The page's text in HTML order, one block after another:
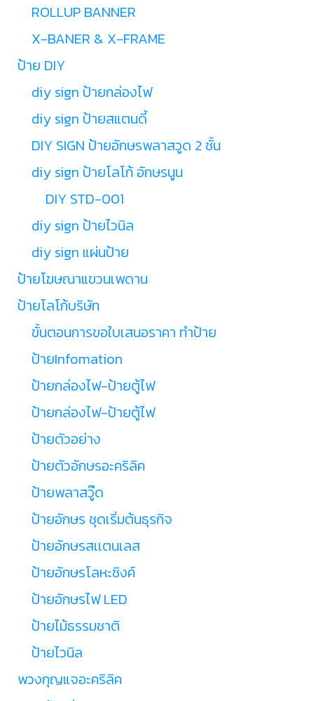
ROLLUP BANNER
X-BANER & X-FRAME
ป้าย DIY
diy sign ป้ายกล่องไฟ
diy sign ป้ายสแตนดี้
DIY SIGN ป้ายอักษรพลาสวูด 2 ชั้น
diy sign ป้ายโลโก้ อักษรนูน
DIY STD-001
diy sign ป้ายไวนิล
diy sign แผ่นป้าย
ป้ายโฆษณาแขวนเพดาน
ป้ายโลโก้บริษัท
ขั้นตอนการขอใบเสนอราคา ทำป้าย
ป้ายInfomation
ป้ายกล่องไฟ-ป้ายตู้ไฟ
ป้ายกล่องไฟ-ป้ายตู้ไฟ
ป้ายตัวอย่าง
ป้ายตัวอักษรอะคริลิค
ป้ายพลาสวู๊ด
ป้ายอักษร ชุดเริ่มต้นธุรกิจ
ป้ายอักษรสเเตนเลส
ป้ายอักษรโลหะซิงค์
ป้ายอักษรไฟ LED
ป้ายไม้ธรรมชาติ
ป้ายไวนิล
พวงกุญแจอะคริลิค